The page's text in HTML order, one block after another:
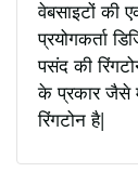
वेबसाइटों की
प्रयोगकर्ता
पसंद की
के प्रकार जैसे
रिंगटोन है|